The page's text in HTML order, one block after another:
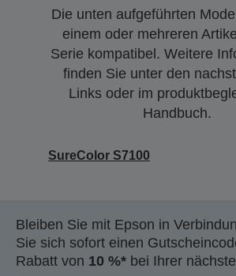
Die unten aufgeführten
einem oder mehreren
Serie kompatibel. Weitere
finden Sie unter den
Links oder im
Handbuch.
SureColor S7100
Bleiben Sie mit Epson in
Sie sich sofort einen
Rabatt von 10 %* bei Ihrer